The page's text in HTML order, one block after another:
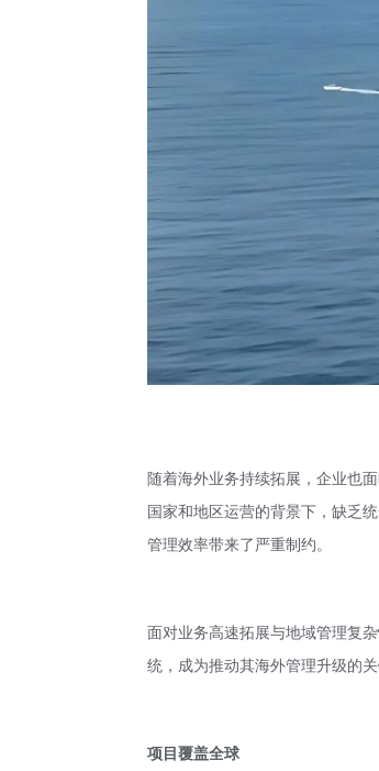
随着海外业务持续拓展，企业也
国家和地区运营的背景下，缺乏
管理效率带来了严重制约。
面对业务高速拓展与地域管理复
统，成为推动其海外管理升级的关
项目覆盖全球